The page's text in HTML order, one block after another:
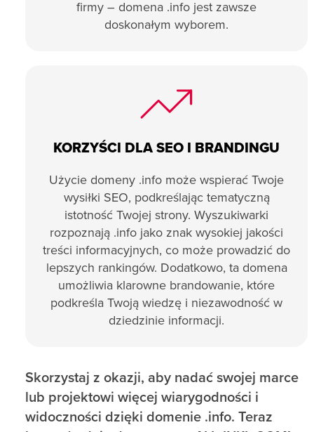
firmy – domena .info jest zawsze
doskonałym wyborem.
KORZYŚCI DLA SEO I BRANDINGU
Użycie domeny .info może wspierać Twoje
wysiłki SEO, podkreślając tematyczną
istotność Twojej strony. Wyszukiwarki
rozpoznają .info jako znak wysokiej jakości
treści informacyjnych, co może prowadzić do
lepszych rankingów. Dodatkowo, ta domena
umożliwia klarowne brandowanie, które
podkreśla Twoją wiedzę i niezawodność w
dziedzinie informacji.
Skorzystaj z okazji, aby nadać swojej marce
lub projektowi więcej wiarygodności i
widoczności dzięki domenie .info. Teraz